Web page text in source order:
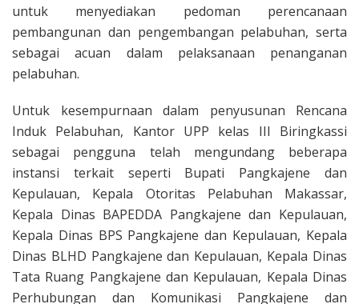
untuk menyediakan pedoman perencanaan
pembangunan dan pengembangan pelabuhan, serta
sebagai acuan dalam pelaksanaan penanganan
pelabuhan.
Untuk kesempurnaan dalam penyusunan Rencana
Induk Pelabuhan, Kantor UPP kelas III Biringkassi
sebagai pengguna telah mengundang beberapa
instansi terkait seperti Bupati Pangkajene dan
Kepulauan, Kepala Otoritas Pelabuhan Makassar,
Kepala Dinas BAPEDDA Pangkajene dan Kepulauan,
Kepala Dinas BPS Pangkajene dan Kepulauan, Kepala
Dinas BLHD Pangkajene dan Kepulauan, Kepala Dinas
Tata Ruang Pangkajene dan Kepulauan, Kepala Dinas
Perhubungan dan Komunikasi Pangkajene dan